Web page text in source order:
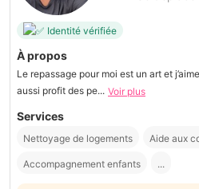
Identité vérifiée
À propos
Le repassage pour moi est un art et
aussi profit des pe... Voir plus
Services
Nettoyage de logements Aide aux
Accompagnement enfants ...